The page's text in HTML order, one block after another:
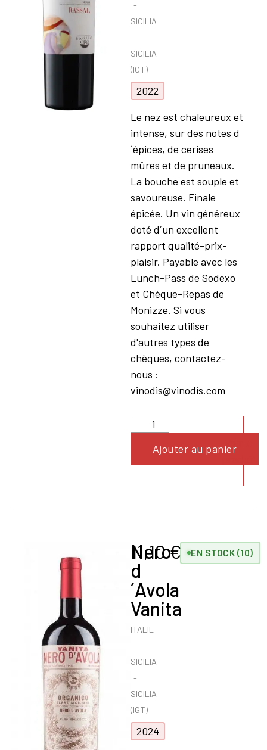
SICILIA
SICILIA
(IGT)
2022
Le nez est chaleureux et
intense, sur des notes d
´épices, de cerises
mûres et de pruneaux.
La bouche est souple et
savoureuse. Finale
épicée. Un vin généreux
doté d´un excellent
rapport qualité-prix-
plaisir. Payable avec les
Lunch-Pass de Sodexo
et Chèque-Repas de
Monizze. Si vous
souhaitez utiliser
d'autres types de
chèques, contactez-
nous :
vinodis@vinodis.com
Ajouter au panierVoir le
Nero
d
´Avola
Vanita
ITALIE
SICILIA
SICILIA
(IGT)
2024
11,10€ EN STOCK (10)